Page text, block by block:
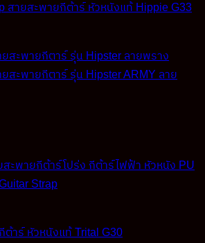
สายสะพายกีต้าร์ หัวหนังแท้ Hippie G33
฿.
สะพายกีต้าร์โปร่ง กีต้าร์ไฟฟ้า หัวหนัง PU
Strap